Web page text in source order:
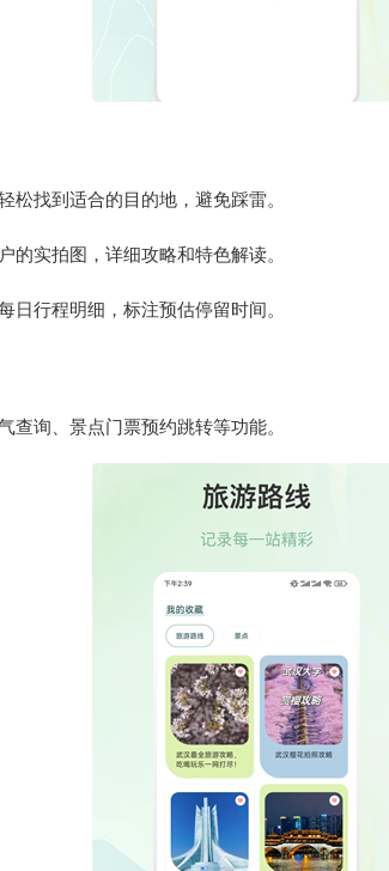
松找到适合的目的地，避免踩雷。
的实拍图，详细攻略和特色解读。
日行程明细，标注预估停留时间。
查询、景点门票预约跳转等功能。